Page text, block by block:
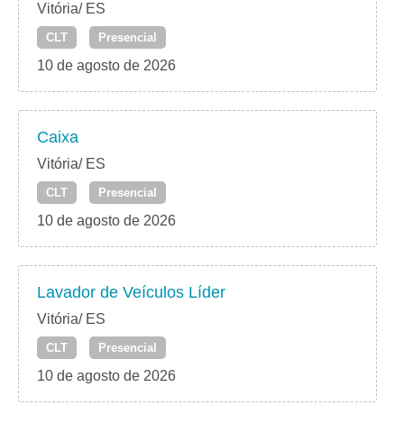
Vitória/ ES
CLT Presencial
10 de agosto de 2026
Caixa
Vitória/ ES
CLT Presencial
10 de agosto de 2026
Lavador de Veículos Líder
Vitória/ ES
CLT Presencial
10 de agosto de 2026